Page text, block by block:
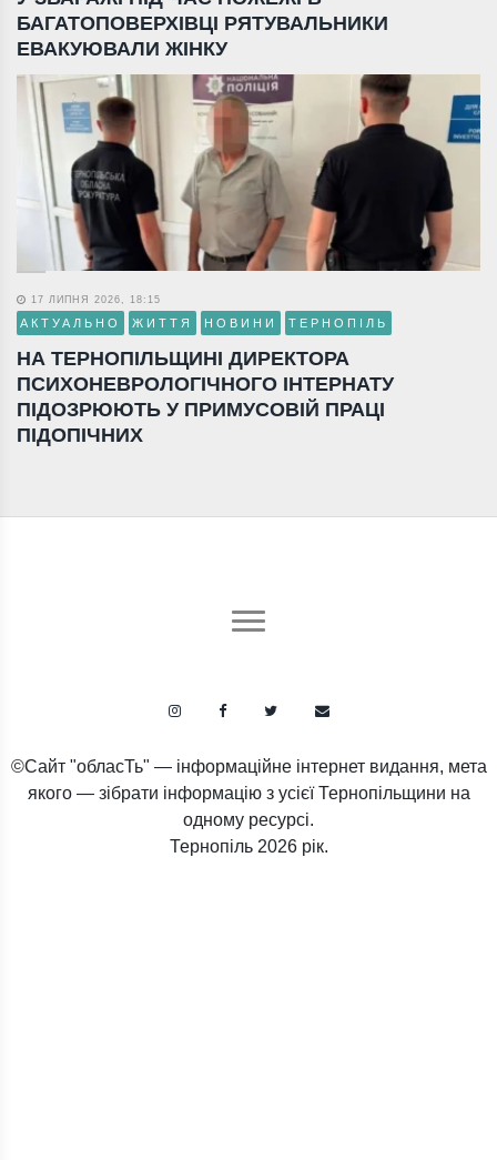
БАГАТОПОВЕРХІВЦІ РЯТУВАЛЬНИКИ
ЕВАКУЮВАЛИ ЖІНКУ
17 ЛИПНЯ 2026, 18:15
АКТУАЛЬНО ЖИТТЯ НОВИНИ ТЕРНОПІЛЬ
НА ТЕРНОПІЛЬЩИНІ ДИРЕКТОРА
ПСИХОНЕВРОЛОГІЧНОГО ІНТЕРНАТУ
ПІДОЗРЮЮТЬ У ПРИМУСОВІЙ ПРАЦІ
ПІДОПІЧНИХ
©Сайт "обласТь" — інформаційне інтернет видання, мета
якого — зібрати інформацію з усієї Тернопільщини на
одному ресурсі.
Тернопіль 2026 рік.